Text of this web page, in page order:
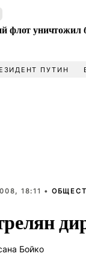
флот уничтожил
ПУТИН
18:11 •
Бойко